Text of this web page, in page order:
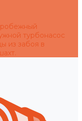
турбонасос
из забоя в